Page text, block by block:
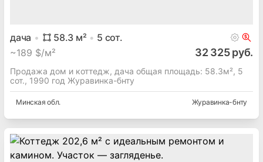
дача 58.3 м² 5 сот.
~189 $/м² 32 325 руб.
Продажа дом и коттедж, дача общая площадь: 58.3м², 5
сот., 1990 год Журавинка-бнту
Минская обл. Журавинка-бнту